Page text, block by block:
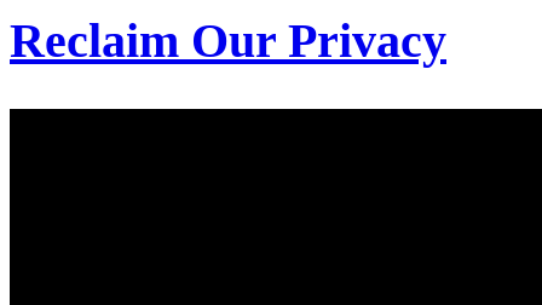
Reclaim Our Privacy